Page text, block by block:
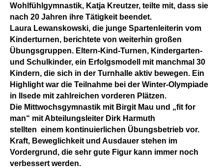
Wohlfühlgymnastik, Katja Kreutzer, teilte mit, dass sie
nach 20 Jahren ihre Tätigkeit beendet.
Laura Lewanskowski, die junge Spartenleiterin vom
Kinderturnen, berichtete von weiterhin großen
Übungsgruppen. Eltern-Kind-Turnen, Kindergarten-
und Schulkinder, ein Erfolgsmodell mit manchmal 30
Kindern, die sich in der Turnhalle aktiv bewegen. Ein
Highlight war die Teilnahme bei der Winter-Olympiade
in Ilsede mit zahlreichen vorderen Plätzen.
Die Mittwochsgymnastik mit Birgit Mau und „fit for
man“ mit Abteilungsleiter Dirk Harmuth
stellten einem kontinuierlichen Übungsbetrieb vor.
Kraft, Beweglichkeit und Ausdauer stehen im
Vordergrund, die sehr gute Figur kann immer noch
verbessert werden.